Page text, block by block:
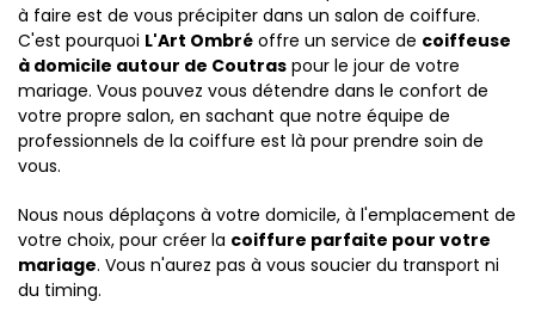
à faire est de vous précipiter dans un salon de coiffure.
C'est pourquoi L'Art Ombré offre un service de coiffeuse
à domicile autour de Coutras pour le jour de votre
mariage. Vous pouvez vous détendre dans le confort de
votre propre salon, en sachant que notre équipe de
professionnels de la coiffure est là pour prendre soin de
vous.
Nous nous déplaçons à votre domicile, à l'emplacement de
votre choix, pour créer la coiffure parfaite pour votre
mariage. Vous n'aurez pas à vous soucier du transport ni
du timing.